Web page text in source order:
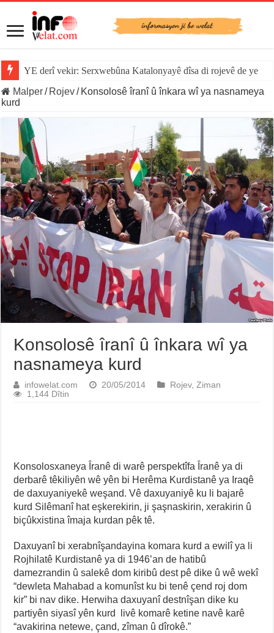
YE derî vekir: Serxwebûna Katalonyayê dîsa di rojevê de ye
Malper/ Rojev/ Konsolosê îranî û înkara wî ya nasnameya
kurd
Konsolosê îranî û înkara wî ya
nasnameya kurd
infowelat.com 20/05/2014 Rojev,Ziman
1,144 Dîtin
Konsolosxaneya Îranê di warê perspektîfa Îranê ya di
derbarê têkiliyên wê yên bi Herêma Kurdistanê ya Iraqê
de daxuyaniyekê weşand. Vê daxuyaniyê ku li bajarê
kurd Silêmanî hat eşkerekirin, ji şaşnaskirin, xerakirin û
biçûkxistina îmaja kurdan pêk tê.
Daxuyanî bi xerabnîşandayina komara kurd a ewilî ya li
Rojhilatê Kurdistanê ya di 1946’an de hatibû
damezrandin û salekê dom kiribû dest pê dike û wê wekî
“dewleta Mahabad a komunîst ku bi tenê çend roj dom
kir” bi nav dike. Herwiha daxuyanî destnîşan dike ku
partiyên siyasî yên kurd livê komarê ketine navê karê
“avakirina netewe, çand, zîman û dîrokê.”